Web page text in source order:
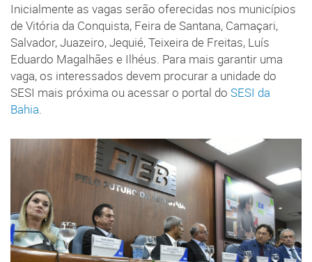
Inicialmente as vagas serão oferecidas nos municípios
de Vitória da Conquista, Feira de Santana, Camaçari,
Salvador, Juazeiro, Jequié, Teixeira de Freitas, Luís
Eduardo Magalhães e Ilhéus. Para mais garantir uma
vaga, os interessados devem procurar a unidade do
SESI mais próxima ou acessar o portal do SESI da
Bahia.